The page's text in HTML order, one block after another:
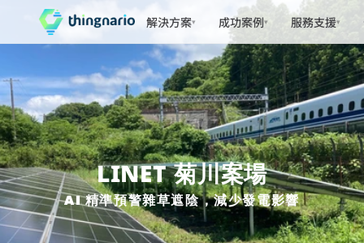
LINET 菊川案場
AI 精準預警雜草遮陰，減少發電影響
解決方案▾ 成功案例▾ 服務支援▾